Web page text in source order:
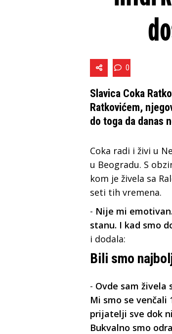
0
Slavica Coka
Ratkovićem,
do toga da danas
Coka radi i živi u
u Beogradu. S
kom je živela sa
seti tih vremena.
- Nije mi
stanu. I kad smo
i dodala:
Bili smo
- Ovde sam živela
Mi smo se venčali
prijatelji sve dok
Bukvalno smo